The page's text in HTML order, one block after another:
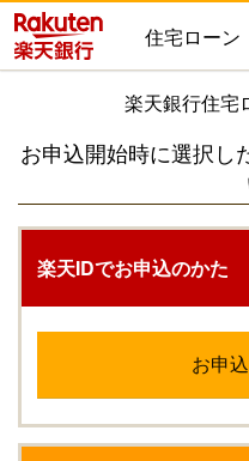
住宅ローン
楽天銀行住宅
お申込開始時に選択し
楽天IDでお申込のかた
お申